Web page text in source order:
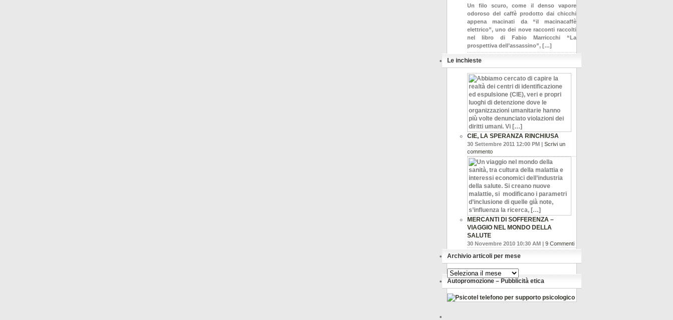
Un filo scuro, come il denso vapore
odoroso del caffè prodotto dai chicchi
appena macinati da “il macinacaffè
elettrico”, uno dei nove racconti raccolti
nel libro di Fabio Marriccchi “La
prospettiva dell’assassino”, […]
Le inchieste
CIE, LA SPERANZA RINCHIUSA
30 Settembre 2011 12:00 PM | Scrivi un
commento
MERCANTI DI SOFFERENZA –
VIAGGIO NEL MONDO DELLA
SALUTE
30 Novembre 2010 10:30 AM | 9 Commenti
Archivio articoli per mese
Archivio
articoli
per
mese
Autopromozione – Pubblicità etica